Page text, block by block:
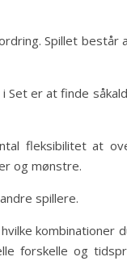
Spillet består
er at finde
fleksibilitet at
og mønstre.
spillere.
kombinationer
forskelle og